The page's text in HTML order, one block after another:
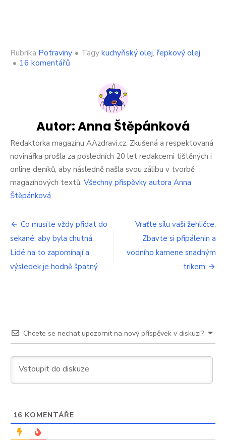
Rubrika Potraviny • Tagykuchyňský olej, řepkový olej
• 16 komentářů
Nejzdravější
je
ten,
o
kterém
to
většina
Je
nejlevnější
a
nejkvalitnější
Autor:Anna Štěpánková
Redaktorka magazínu AAzdravi.cz. Zkušená a respektovaná
novinářka prošla za posledních 20 let redakcemi tištěných i
online deníků, aby následně našla svou zálibu v tvorbě
magazínových textů. Všechny příspěvky autora Anna
Štěpánková
Navigace
pro
příspěvek
Co musíte vždy přidat do
sekané, aby byla chutná.
Lidé na to zapomínají a
výsledek je hodně špatný
Vraťte sílu vaší žehličce.
Zbavte si připálenin a
vodního kamene snadným
trikem
Chcete se nechat upozornit na nový příspěvek v diskuzi?
16 KOMENTÁŘE